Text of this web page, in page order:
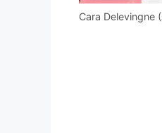
Cara Delevingne